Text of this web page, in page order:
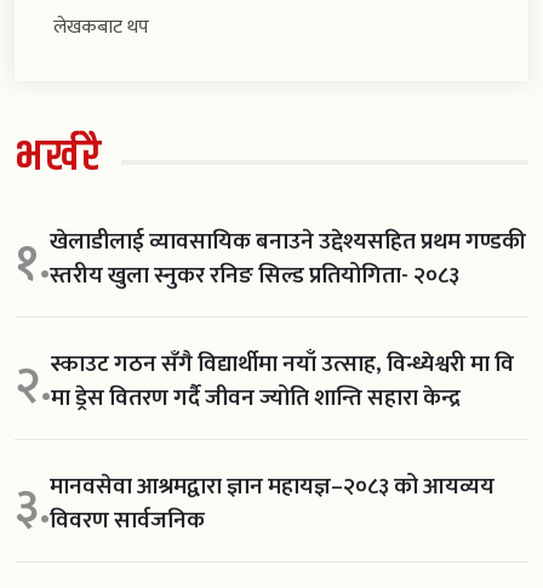
लेखकबाट थप
भर्खरै
१.खेलाडीलाई व्यावसायिक बनाउने उद्देश्यसहित प्रथम गण्डकी
स्तरीय खुला स्नुकर रनिङ सिल्ड प्रतियोगिता- २०८३
२.स्काउट गठन सँगै विद्यार्थीमा नयाँ उत्साह, विन्ध्येश्वरी मा वि
मा ड्रेस वितरण गर्दै जीवन ज्योति शान्ति सहारा केन्द्र
३.मानवसेवा आश्रमद्वारा ज्ञान महायज्ञ–२०८३ को आयव्यय
विवरण सार्वजनिक